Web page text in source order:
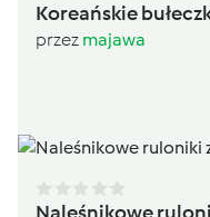
Koreańskie
przez majawa